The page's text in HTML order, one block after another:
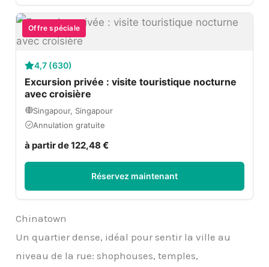
Offre spéciale
4,7 (630)
Excursion privée : visite touristique nocturne
avec croisière
Singapour, Singapour
Annulation gratuite
à partir de 122,48 €
Réservez maintenant
Chinatown
Un quartier dense, idéal pour sentir la ville au
niveau de la rue: shophouses, temples,